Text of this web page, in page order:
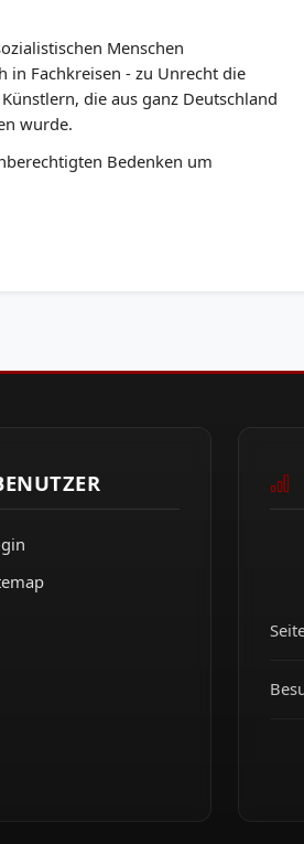
Menschen
Fachkreisen - zu Unrecht die
die aus ganz Deutschland
wurde.
Bedenken um